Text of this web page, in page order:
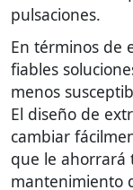
pulsaciones.
En términos de
fiables
menos
El diseño de
cambiar
que le ahorrará
mantenimiento